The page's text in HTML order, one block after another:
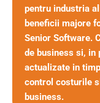
pentru industria
beneficii majore
Senior Software.
de business si, in
actualizate in
control costurile
business.